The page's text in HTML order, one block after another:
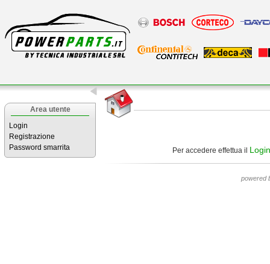
Area utente
Login
Registrazione
Password smarrita
Per accedere effettua il Login
powered